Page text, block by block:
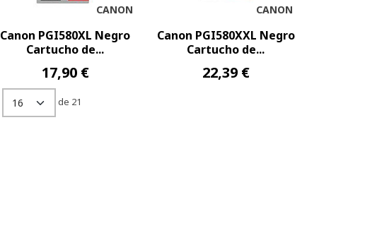
CANON
Canon PGI580XL Negro
Cartucho de...
17,90 €
CANON
Canon PGI580XXL Negro
Cartucho de...
22,39 €
de 21